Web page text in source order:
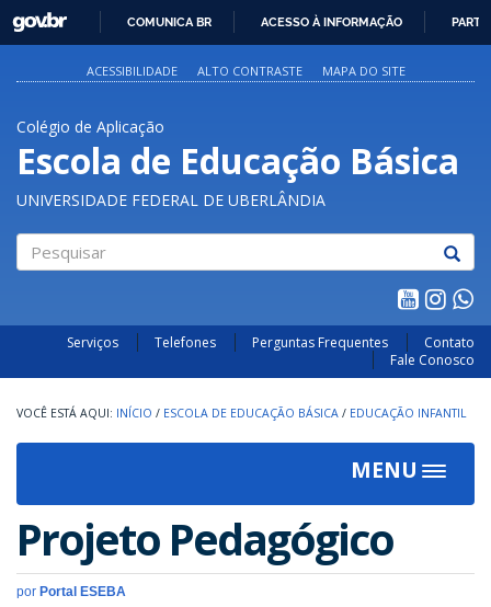
PARA
O
GOVBR
COMUNICA BR ACESSO À INFORMAÇÃO
ACESSIBILIDADE ALTO CONTRASTE MAPA DO SITE
Colégio de Aplicação
Escola de Educação Básica
UNIVERSIDADE FEDERAL DE UBERLÂNDIA
Serviços Telefones Perguntas Frequentes
Contato
Fale Conosco
INÍCIO / ESCOLA DE EDUCAÇÃO BÁSICA / EDUCAÇÃO INFANTIL
MENU
Toggle
Projeto Pedagógico
por Portal ESEBA